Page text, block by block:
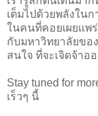
เต็มไปด้วยพลังในก
ในคนที่คอยเผยแพ
กับมหาวิทยาลัยขอ
สนใจ ที่จะเจิดจ้า
Stay tuned for
เร็วๆ นี้